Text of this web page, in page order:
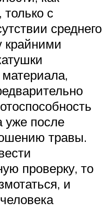
с
среднего
крайними
уже после
травы.
проверку, то
и